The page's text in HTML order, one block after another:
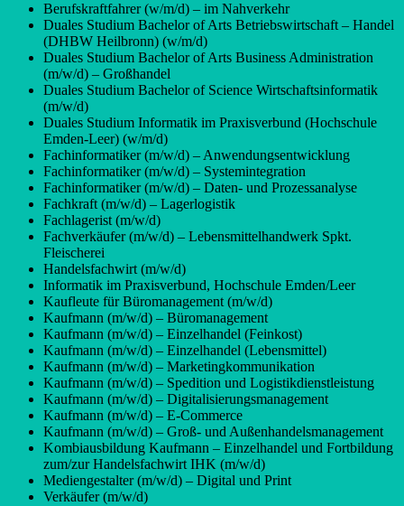
Berufskraftfahrer (w/m/d) – im Nahverkehr
Duales Studium Bachelor of Arts Betriebswirtschaft – Handel
(DHBW Heilbronn) (w/m/d)
Duales Studium Bachelor of Arts Business Administration
(m/w/d) – Großhandel
Duales Studium Bachelor of Science Wirtschaftsinformatik
(m/w/d)
Duales Studium Informatik im Praxisverbund (Hochschule
Emden-Leer) (w/m/d)
Fachinformatiker (m/w/d) – Anwendungsentwicklung
Fachinformatiker (m/w/d) – Systemintegration
Fachinformatiker (m/w/d) – Daten- und Prozessanalyse
Fachkraft (m/w/d) – Lagerlogistik
Fachlagerist (m/w/d)
Fachverkäufer (m/w/d) – Lebensmittelhandwerk Spkt.
Fleischerei
Handelsfachwirt (m/w/d)
Informatik im Praxisverbund, Hochschule Emden/Leer
Kaufleute für Büromanagement (m/w/d)
Kaufmann (m/w/d) – Büromanagement
Kaufmann (m/w/d) – Einzelhandel (Feinkost)
Kaufmann (m/w/d) – Einzelhandel (Lebensmittel)
Kaufmann (m/w/d) – Marketingkommunikation
Kaufmann (m/w/d) – Spedition und Logistikdienstleistung
Kaufmann (m/w/d) – Digitalisierungsmanagement
Kaufmann (m/w/d) – E-Commerce
Kaufmann (m/w/d) – Groß- und Außenhandelsmanagement
Kombiausbildung Kaufmann – Einzelhandel und Fortbildung
zum/zur Handelsfachwirt IHK (m/w/d)
Mediengestalter (m/w/d) – Digital und Print
Verkäufer (m/w/d)